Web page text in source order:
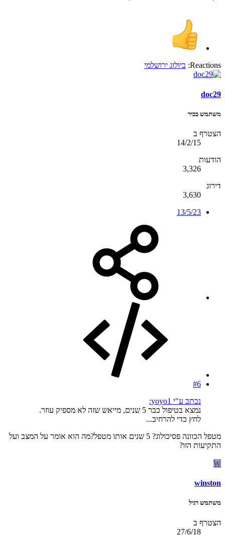
Reactions: ביולוג ירושלמי
doc29
משתמש בכיר
הצטרף ב
14/2/15
הודעות
3,326
דירוג
3,630
13/5/23
#6
נכתב ע"י yoyo1:
נמצא בטיפול כבר 5 שנים, מייאש שזה לא מספיק עוזר.
לחץ כדי להרחיב...
מטפל הכוונה פסיכולוג? 5 שנים אותו מטפל?מה הוא אומר על המצב ועל
התקיעות הזו?
W
winston
משתמש רגיל
הצטרף ב
27/6/18